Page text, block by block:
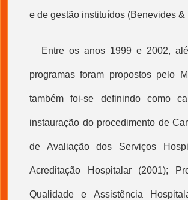
e de gestão instituídos (Benevides &
Entre os anos 1999 e 2002,
programas foram propostos pelo
também foi-se definindo como
instauração do procedimento de
de Avaliação dos Serviços
Acreditação Hospitalar (2001);
Qualidade e Assistência